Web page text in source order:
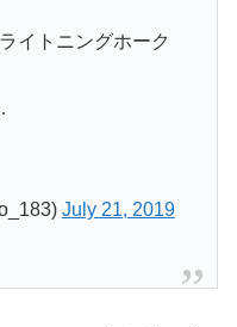
イトニングホーク
July 21, 2019